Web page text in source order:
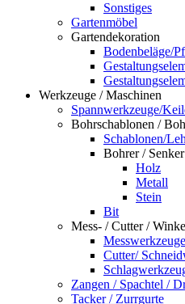
Sonstiges
Gartenmöbel
Gartendekoration
Bodenbeläge/
Werkzeuge / Maschinen
Spannwerkzeuge/
Bohrschablonen /
Schablonen/
Bohrer /
Holz
Metall
Stein
Bit
Mess- / Cutter /
Messwerkzeuge
Cutter/
Zangen / Spachtel /
Tacker / Zurrgurte